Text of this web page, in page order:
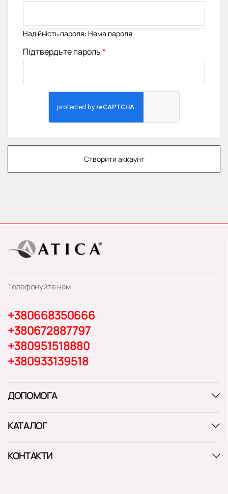
Надійність пароля: Нема пароля
Підтвердьте пароль
Створити аккаунт
Телефонуйте нам
+380668350666
+380672887797
+380951518880
+380933139518
ДОПОМОГА
КАТАЛОГ
КОНТАКТИ